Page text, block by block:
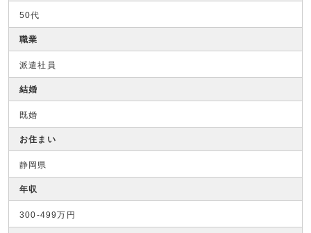
50代
職業
派遣社員
結婚
既婚
お住まい
静岡県
年収
300-499万円